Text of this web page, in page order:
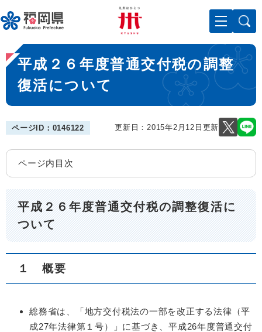
ー
ジ
先
頭
。
メニューを飛ばして本文へ
本
文
平成２６年度普通交付税の調整
復活について
ページID：0146122 更新日：2015年2月12日更新
ページ内目次
平成２６年度普通交付税の調整復活に
ついて
１ 概要
総務省は、「地方交付税法の一部を改正する法律（平
成27年法律第１号）」に基づき、平成26年度普通交付